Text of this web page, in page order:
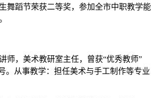
舞蹈节荣获二等奖，参加全市中职教学能
师，美术教研室主任，曾获“优秀教师”
。从事教学：担任美术与手工制作等专业